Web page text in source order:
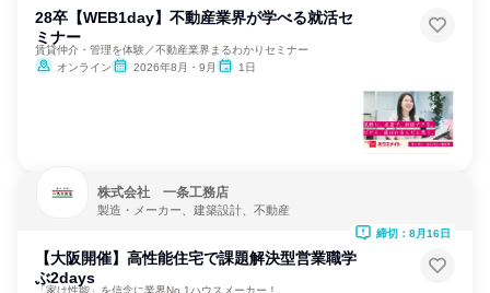
28卒【WEB1day】不動産業界が学べる就活セ
ミナー
賃貸仲介・管理を体験／不動産業界まるわかりセミナー
オンライン
2026年8月・9月 1日
株式会社 一条工務店
製造・メーカー、建築設計、不動産
【大阪開催】高性能住宅で課題解決型営業職学
ぶ2days
「家は性能」を信念に業界No.1ハウスメーカー！
締切：8月16日